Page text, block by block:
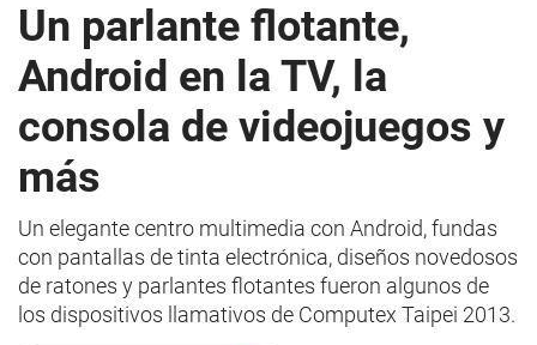
Un parlante flotante,
Android en la TV, la
consola de videojuegos y
más
Un elegante centro multimedia con Android, fundas
con pantallas de tinta electrónica, diseños novedosos
de ratones y parlantes flotantes fueron algunos de
los dispositivos llamativos de Computex Taipei 2013.